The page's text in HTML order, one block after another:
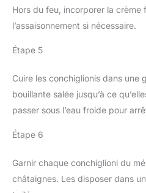
Hors du feu, incorporer la
l’assaisonnement si nécessaire.
Étape 5
Cuire les conchiglionis dans une
bouillante salée jusqu’à ce
passer sous l’eau froide pour
Étape 6
Garnir chaque conchiglioni du
châtaignes. Les disposer dans